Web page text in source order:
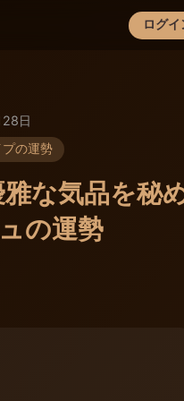
ログイ
×
日
の運勢
な気品を秘
の運勢